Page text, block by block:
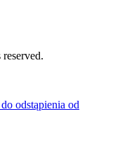
odstąpienia od